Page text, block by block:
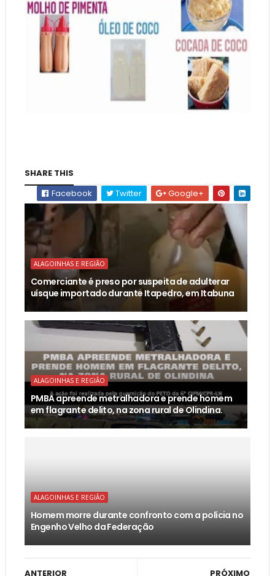
SHARE THIS
Facebook
Twitter Google+
ALAGOINHAS E REGIÃO
Comerciante é preso por suspeita de adulterar
uísque importado durante Itapedro, em Itabuna
ALAGOINHAS E REGIÃO
PMBA apreende metralhadora e prende homem
em flagrante delito, na zona rural de Olindina.
ALAGOINHAS E REGIÃO
Homem morre durante confronto com a polícia no
Engenho Velho da Federação
PRÓXIMO
ANTERIOR